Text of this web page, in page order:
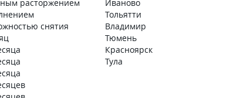
расторжением
снятия
Иваново
Тольятти
Владимир
Тюмень
Красноярск
Тула